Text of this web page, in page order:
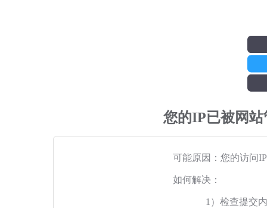
您的IP已被网
可能原因：您的访问
如何解决：
1）检查提交